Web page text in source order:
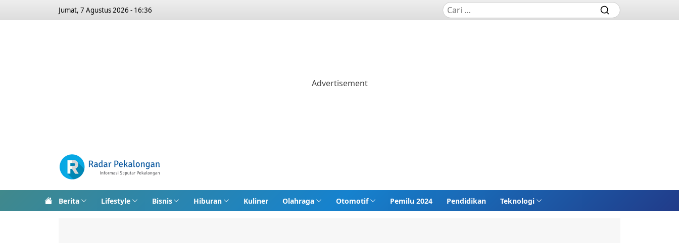
Jumat, 7 Agustus 2026 - 16:36
Berita Lifestyle Bisnis Hiburan Kuliner Olahraga Otomotif Pemilu 2024 Pendidikan Teknologi